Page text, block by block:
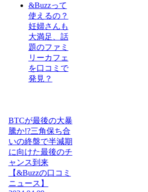
&Buzzって
使えるの？
妊婦さんも
大満足、話
題のファミ
リーカフェ
を口コミで
発見？
BTCが最後の大暴
騰か!?三角保ち合
いの終盤で半減期
に向けた最後のチ
ャンス到来
【&Buzzの口コミ
ニュース】